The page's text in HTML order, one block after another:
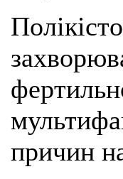
причин